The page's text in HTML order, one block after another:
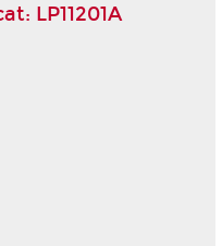
LP11201A